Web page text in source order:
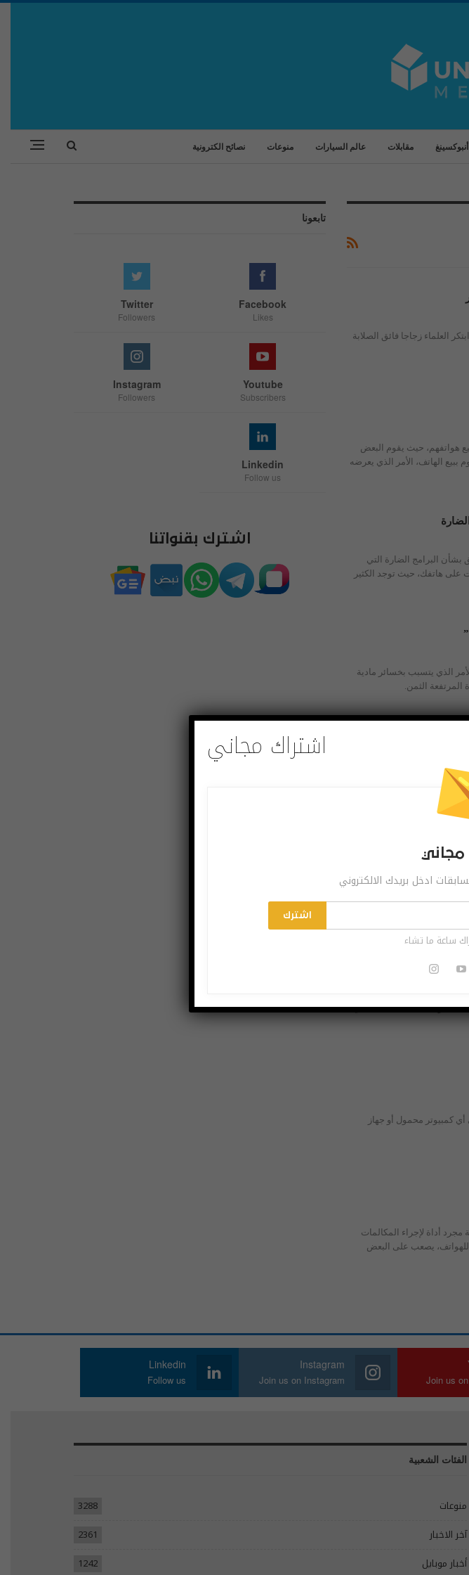
أنبوكسينغ مقابلات عالم السيارات منوعات نصائح الكترونية
العلماء زجاجا فائق الصلابة
هواتفهم، حيث يقوم البعض
الهاتف، الأمر الذي يعرضه
بشأن البرامج الضارة التي
على هاتفك، حيث توجد الكثير
الذي يتسبب بخسائر مادية
الثمن.
لمشكلة تحطم شاشات الهواتف
من الزجاج القياسي.
للشبكات المحمولة.
أعلنت Honor اليوم عن هاتف Honor Play 20 Pro برقاقة معالج Helio G80، وشاشة OLED، كما يأتي
كمبيوتر محمول أو جهاز
أداة لإجراء المكالمات
للهواتف، يصعب على البعض
تابعونا
Facebook
Likes
Twitter
Followers
Youtube
Subscribers
Instagram
Followers
Linkedin
Follow us
اشترك بقنواتنا
Join us
Instagram
Join us on Instagram
Linkedin
Follow us
الفئات الشعبية
منوعات
3288
آخر الاخبار
2361
أخبار موبايل
1242
اشتراك مجاني
مجاني
ادخل بريدك الالكتروني
اشترك
ساعة ما تشاء